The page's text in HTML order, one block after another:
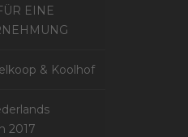
EINE
& Koolhof
2017